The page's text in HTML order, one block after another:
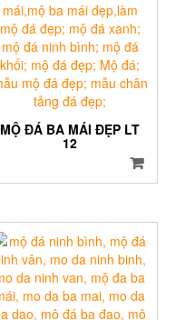
MỘ ĐÁ BA MÁI ĐẸP LT
12